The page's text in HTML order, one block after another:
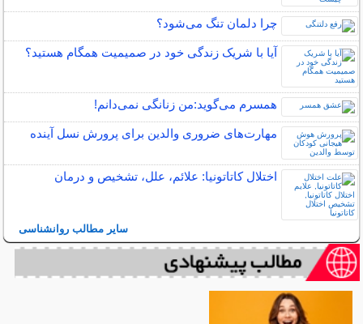
چرا دلمان تنگ می‌شود؟
آیا با شریک زندگی خود در صمیمیت همگام هستید؟
همسرم می‌گوید:من زنانگی نمی‌دانم!
مهارت‌های ضروری والدین برای پرورش نسل آینده
اختلال کاتاتونیا: علائم، علل، تشخیص و درمان
سایر مطالب روانشناسی